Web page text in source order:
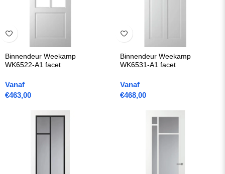
Binnendeur Weekamp
WK6522-A1 facet
Vanaf
€463,00
Binnendeur Weekamp
WK6531-A1 facet
Vanaf
€468,00